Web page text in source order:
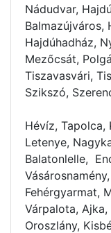
Nádudvar,
Balmazújváros,
Hajdúhadház,
Mezőcsát,
Tiszavasvári,
Szikszó,
Hévíz, Tapolca,
Letenye,
Balatonlelle,
Fehérgyarmat,
Várpalota, Ajka,
Oroszlány,